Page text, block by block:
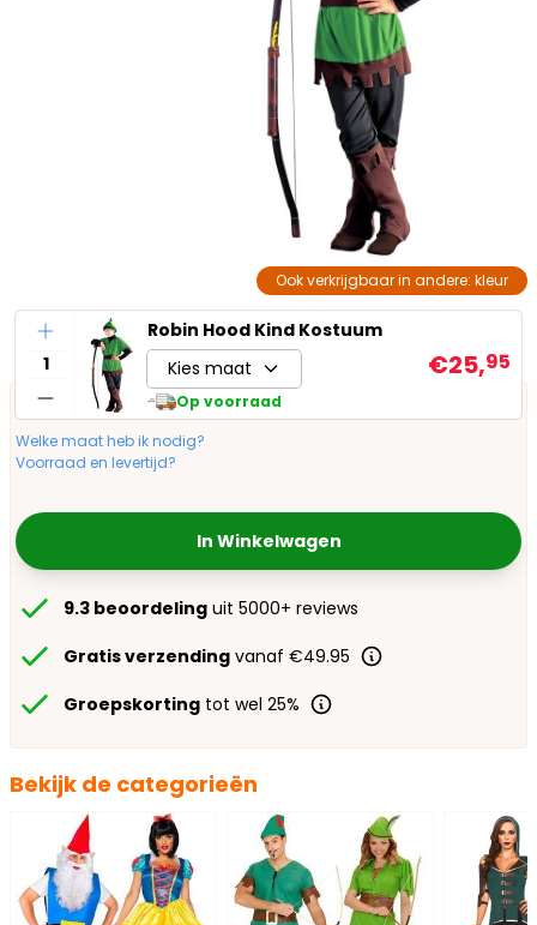
Ook verkrijgbaar in andere: kleur
Aantal
Robin Hood Kind Kostuum
Kies maat
Op voorraad
€25,95
Welke maat heb ik nodig?
Voorraad en levertijd?
In Winkelwagen
9.3 beoordeling uit 5000+ reviews
Gratis verzending vanaf €49.95
Groepskorting tot wel 25%
Bekijk de categorieën